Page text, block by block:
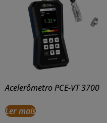
Acelerômetro PCE-VT 3700
Ler mais